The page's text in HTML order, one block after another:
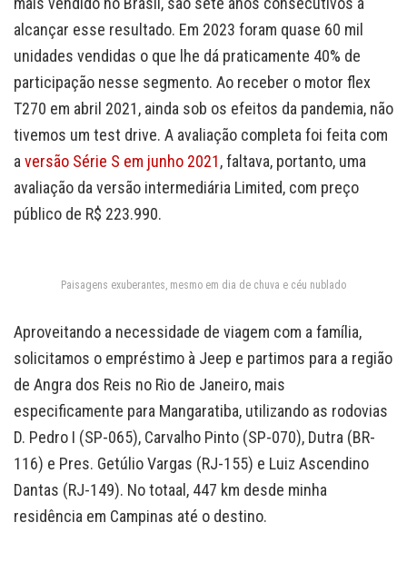
alcançar esse resultado. Em 2023 foram quase 60 mil
unidades vendidas o que lhe dá praticamente 40% de
participação nesse segmento. Ao receber o motor flex
T270 em abril 2021, ainda sob os efeitos da pandemia, não
tivemos um test drive. A avaliação completa foi feita com
a versão Série S em junho 2021, faltava, portanto, uma
avaliação da versão intermediária Limited, com preço
público de R$ 223.990.
Paisagens exuberantes, mesmo em dia de chuva e céu nublado
Aproveitando a necessidade de viagem com a família,
solicitamos o empréstimo à Jeep e partimos para a região
de Angra dos Reis no Rio de Janeiro, mais
especificamente para Mangaratiba, utilizando as rodovias
D. Pedro I (SP-065), Carvalho Pinto (SP-070), Dutra (BR-
116) e Pres. Getúlio Vargas (RJ-155) e Luiz Ascendino
Dantas (RJ-149). No totaal, 447 km desde minha
residência em Campinas até o destino.